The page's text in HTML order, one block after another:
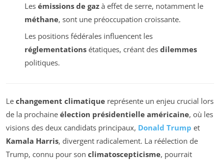
Les émissions de gazà effet de serre, notamment le
méthane, sont une préoccupation croissante.
Les positions fédérales influencent les
réglementationsétatiques, créant des dilemmes
politiques.
Le changement climatique représente un enjeu crucial lors
de la prochaine élection présidentielle américaine, où les
visions des deux candidats principaux, Donald Trump et
Kamala Harris, divergent radicalement. La réélection de
Trump, connu pour son climatoscepticisme, pourrait